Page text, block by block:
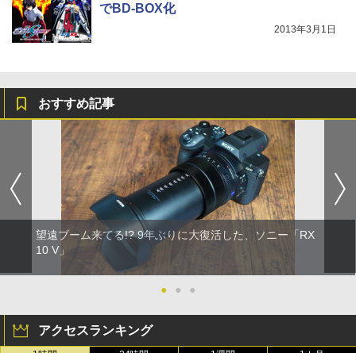
でBD-BOX化
2013年3月1日
おすすめ記事
望遠ブーム来てる!? 9年ぶりに大復活した、ソニー「RX
10 V」
● ● ●
アクセスランキング